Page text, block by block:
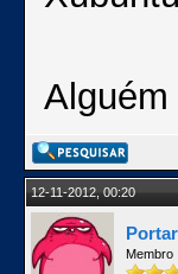
12-11-2012, 00:20
Membro